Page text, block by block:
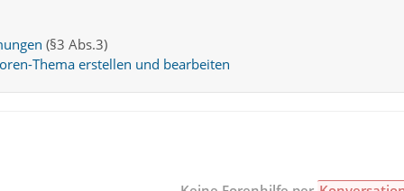
(§3 Abs.3)
Thema erstellen und bearbeiten